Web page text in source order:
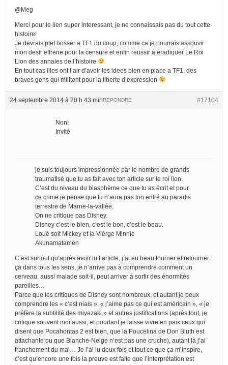
@Meg
Merci pour le lien super interessant, je ne connaissais pas du tout cette
histoire!
Je devrais ptet bosser a TF1 du coup, comme ca je pourrais assouvir
mon desir effrene pour la censure et enfin reussir a eradiquer Le Roi
Lion des annales de l’histoire
En tout cas illes ont l’air d’avoir les idees bien en place a TF1, des
braves gens qui militent pour la liberte d’expression
24 septembre 2014 à 20 h 43 min #17104
RÉPONDRE
Non!
Invité
je suis toujours impressionnée par le nombre de grands
traumatisé que tu as fait avec ton article sur le roi lion.
C’est du niveau du blasphème ce que tu as écrit et pour
ce crime je pense que tu n’aura pas ton entré au paradis
terrestre de Marne-la-vallée.
On ne critique pas Disney.
Disney c’est le bien, c’est le bon, c’est le beau.
Loué soit Mickey et la Vièrge Minnie
Akunamatamen
C’est surtout qu’après avoir lu l’article, j’ai eu beau tourner et retourner
ça dans tous les sens, je n’arrive pas à comprendre comment un
cerveau, aussi malade soit-il, peut arriver à sortir des énormités
pareilles…
Parce que les critiques de Disney sont nombreux, et autant je peux
comprendre les « c’est niais », « j’aime pas ce qui est américain », « je
préfère la subtilité des miyazaki » et autres justifications (après tout, je
critique souvent moi aussi, et pourtant je laisse vivre en paix ceux qui
disent que Pocahontas 2 est bien, que la Poucelina de Don Bluth est
attachante ou que Blanche-Neige n’est pas une cruche), autant là j’ai
franchement du mal… Je l’ai lu deux fois et tout ce que ça m’inspire,
c’est qu’encore une fois la preuve est faite que l’interprétation est